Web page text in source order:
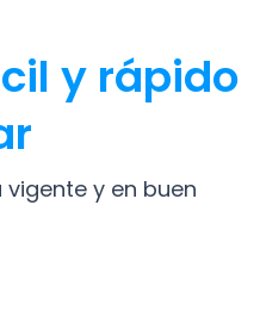
y rápido
y en buen